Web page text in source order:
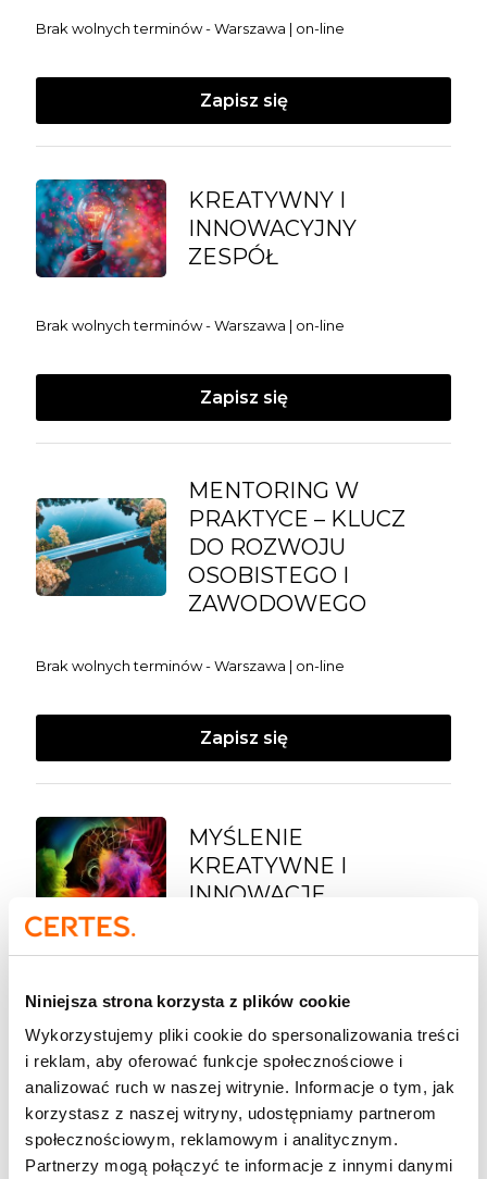
Niniejsza strona korzysta z plików cookie
Wykorzystujemy pliki cookie do spersonalizowania treści
i reklam, aby oferować funkcje społecznościowe i
analizować ruch w naszej witrynie. Informacje o tym, jak
korzystasz z naszej witryny, udostępniamy partnerom
społecznościowym, reklamowym i analitycznym.
Partnerzy mogą połączyć te informacje z innymi danymi
Brak wolnych terminów - Warszawa | on-line
Zapisz się
KREATYWNY I
INNOWACYJNY
ZESPÓŁ
Brak wolnych terminów - Warszawa | on-line
Zapisz się
MENTORING W
PRAKTYCE – KLUCZ
DO ROZWOJU
OSOBISTEGO I
ZAWODOWEGO
Brak wolnych terminów - Warszawa | on-line
Zapisz się
MYŚLENIE
KREATYWNE I
INNOWACJE
Zapisz się
OUT OF THE BOX –
INNOWACYJNE